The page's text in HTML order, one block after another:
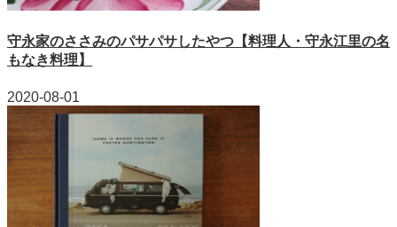
守永家のささみのパサパサしたやつ【料理人・守永江里の名
もなき料理】
2020-08-01